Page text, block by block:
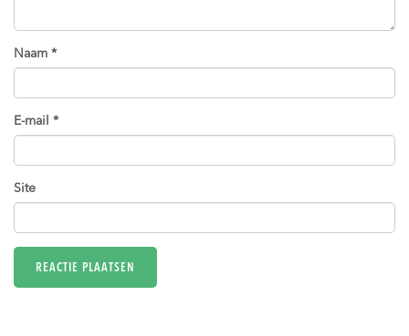
Naam *
E-mail *
Site